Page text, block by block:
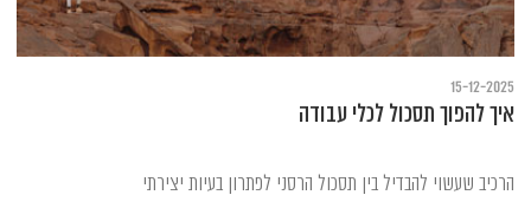
15-12-2025
איך להפוך תסכול לכלי עבודה
הרכיב שעשוי להבדיל בין תסכול הרסני לפתרון בעיות יצירתי